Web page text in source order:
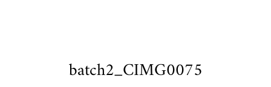
batch2_CIMG0075